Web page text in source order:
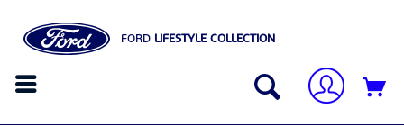
FORD LIFESTYLE COLLECTION